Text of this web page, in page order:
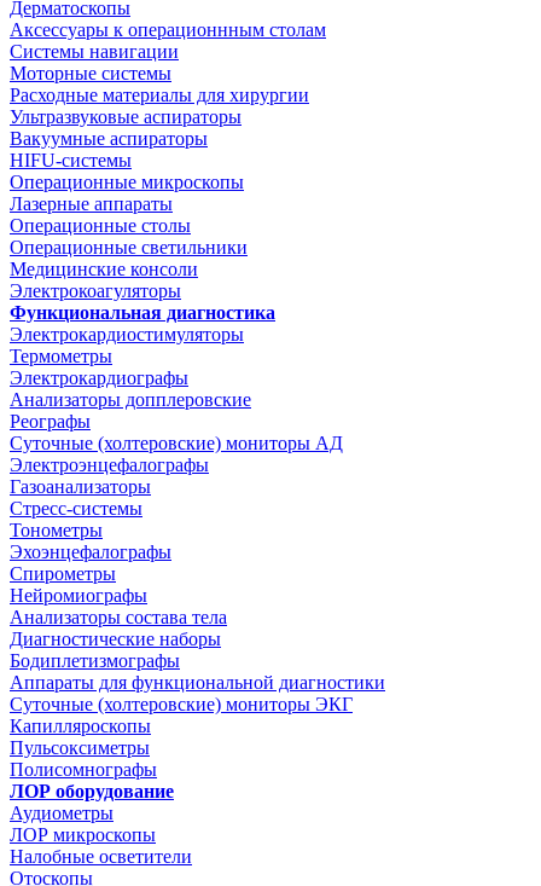
Дерматоскопы
Аксессуары к операционнным столам
Системы навигации
Моторные системы
Расходные материалы для хирургии
Ультразвуковые аспираторы
Вакуумные аспираторы
HIFU-системы
Операционные микроскопы
Лазерные аппараты
Операционные столы
Операционные светильники
Медицинские консоли
Электрокоагуляторы
Функциональная диагностика
Электрокардиостимуляторы
Термометры
Электрокардиографы
Анализаторы допплеровские
Реографы
Суточные (холтеровские) мониторы АД
Электроэнцефалографы
Газоанализаторы
Стресс-системы
Тонометры
Эхоэнцефалографы
Спирометры
Нейромиографы
Анализаторы состава тела
Диагностические наборы
Бодиплетизмографы
Аппараты для функциональной диагностики
Суточные (холтеровские) мониторы ЭКГ
Капилляроскопы
Пульсоксиметры
Полисомнографы
ЛОР оборудование
Аудиометры
ЛОР микроскопы
Налобные осветители
Отоскопы